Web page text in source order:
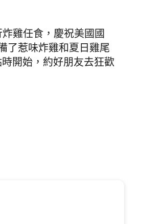
雞任食，慶祝美國國
了惹味炸雞和夏日雞尾
開始，約好朋友去狂歡